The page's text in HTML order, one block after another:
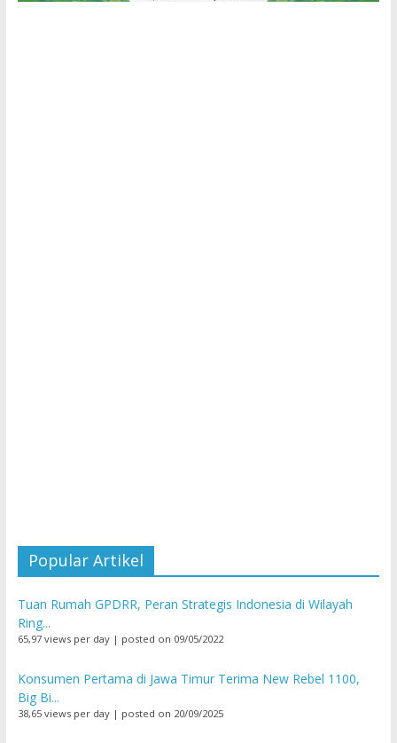
Popular Artikel
Tuan Rumah GPDRR, Peran Strategis Indonesia di Wilayah
Ring...
65,97 views per day| posted on 09/05/2022
Konsumen Pertama di Jawa Timur Terima New Rebel 1100,
Big Bi...
38,65 views per day| posted on 20/09/2025